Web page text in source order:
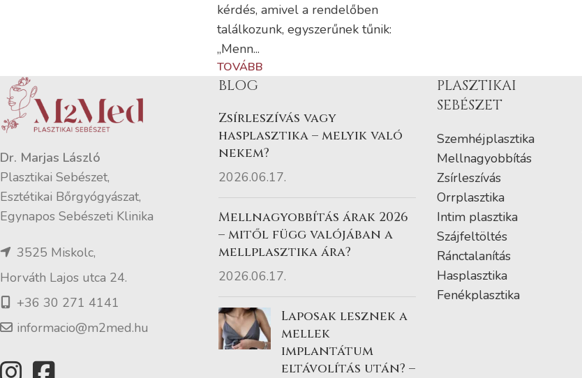
kérdés, amivel a rendelőben
találkozunk, egyszerűnek tűnik:
„Menn...
TOVÁBB
Dr. Marjas László
Plasztikai Sebészet,
Esztétikai Bőrgyógyászat,
Egynapos Sebészeti Klinika
3525 Miskolc,
Horváth Lajos utca 24.
+36 30 271 4141
informacio@m2med.hu
BLOG
Zsírleszívás vagy
hasplasztika – melyik való
nekem?
2026.06.17.
Mellnagyobbítás árak 2026
– mitől függ valójában a
mellplasztika ára?
2026.06.17.
Laposak lesznek a
mellek
implantátum
eltávolítás után? –
PLASZTIKAI
SEBÉSZET
Szemhéjplasztika
Mellnagyobbítás
Zsírleszívás
Orrplasztika
Intim plasztika
Szájfeltöltés
Ránctalanítás
Hasplasztika
Fenékplasztika